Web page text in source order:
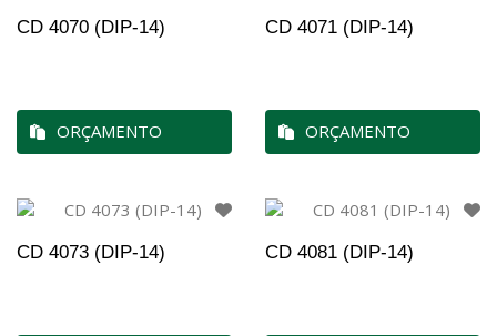
CD 4070 (DIP-14)
ORÇAMENTO
CD 4071 (DIP-14)
ORÇAMENTO
CD 4073 (DIP-14) CD 4081 (DIP-14)